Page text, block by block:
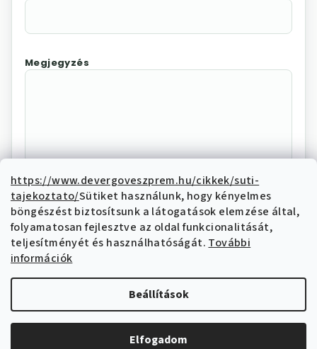
https://www.devergoveszprem.hu/cikkek/suti-
tajekoztato/Sütiket használunk, hogy kényelmes
böngészést biztosítsunk a látogatások elemzése által,
folyamatosan fejlesztve az oldal funkcionalitását,
teljesítményét és használhatóságát. További
információk
Beállítások
Elfogadom
Megjegyzés
Az "Elállás megerősítése"
megnyomásával Ön elektronikus úton
elállási nyilatkozatot tesz és nyilatkozik,
hogy megismerte és elfogadja az elállási
funkcióval kapcsolatban az
tájékoztatóbanírtakat.